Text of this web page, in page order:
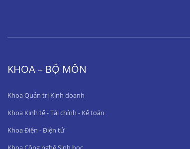
KHOA – BỘ MÔN
Khoa Quản trị Kinh doanh
Khoa Kinh tế - Tài chính - Kế toán
Khoa Điện - Điện tử